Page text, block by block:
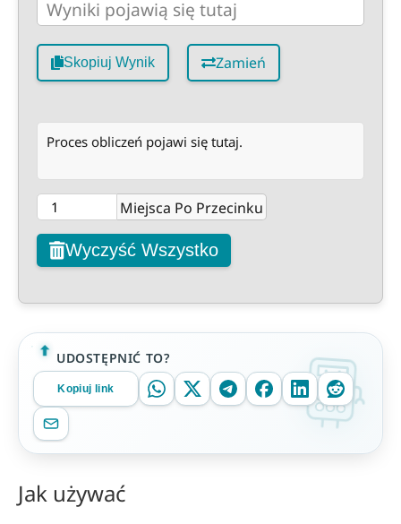
Skopiuj Wynik Zamień
Proces obliczeń pojawi się tutaj.
Miejsca Po Przecinku
Wyczyść Wszystko
UDOSTĘPNIĆ TO?
Kopiuj link
Jak używać